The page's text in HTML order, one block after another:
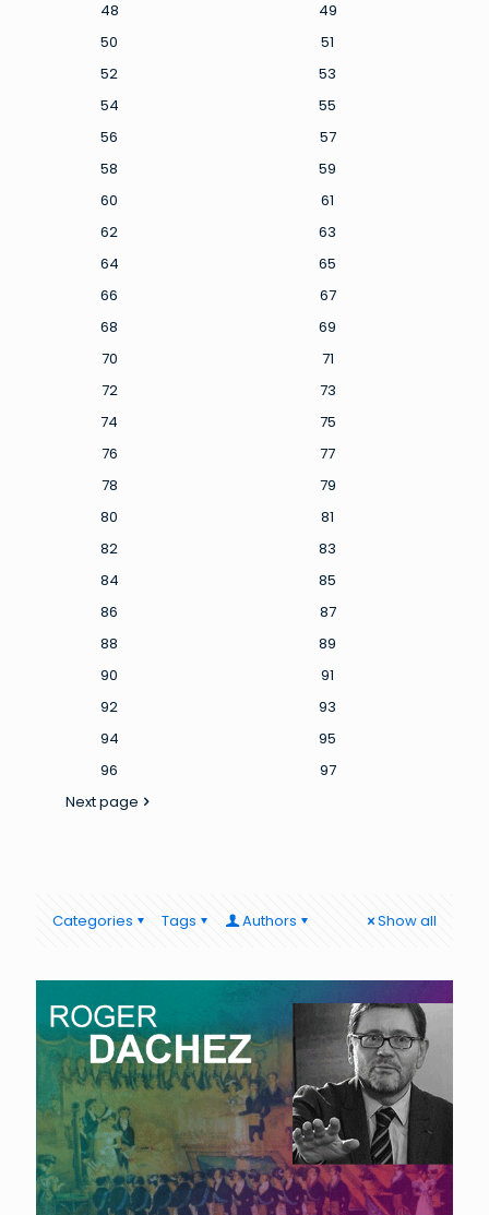
48
49
50
51
52
53
54
55
56
57
58
59
60
61
62
63
64
65
66
67
68
69
70
71
72
73
74
75
76
77
78
79
80
81
82
83
84
85
86
87
88
89
90
91
92
93
94
95
96
97
Next page
Categories Tags Authors Show all